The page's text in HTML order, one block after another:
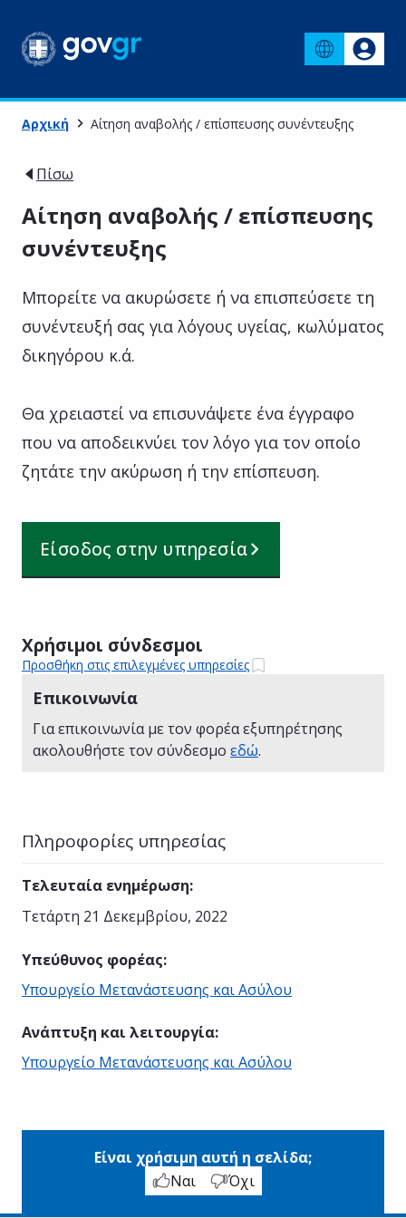
Αρχική Αίτηση αναβολής / επίσπευσης συνέντευξης
Πίσω
Αίτηση αναβολής / επίσπευσης
συνέντευξης
Μπορείτε να ακυρώσετε ή να επισπεύσετε τη
συνέντευξή σας για λόγους υγείας, κωλύματος
δικηγόρου κ.ά.
Θα χρειαστεί να επισυνάψετε ένα έγγραφο
που να αποδεικνύει τον λόγο για τον οποίο
ζητάτε την ακύρωση ή την επίσπευση.
Είσοδος στην υπηρεσία
Χρήσιμοι σύνδεσμοι
Προσθήκη στις επιλεγμένες υπηρεσίες
Επικοινωνία
Για επικοινωνία με τον φορέα εξυπηρέτησης
ακολουθήστε τον σύνδεσμο εδώ.
Πληροφορίες υπηρεσίας
Τελευταία ενημέρωση:
Τετάρτη 21 Δεκεμβρίου, 2022
Υπεύθυνος φορέας:
Υπουργείο Μετανάστευσης και Ασύλου
Ανάπτυξη και λειτουργία:
Υπουργείο Μετανάστευσης και Ασύλου
Είναι χρήσιμη αυτή η σελίδα;
Ναι
Όχι